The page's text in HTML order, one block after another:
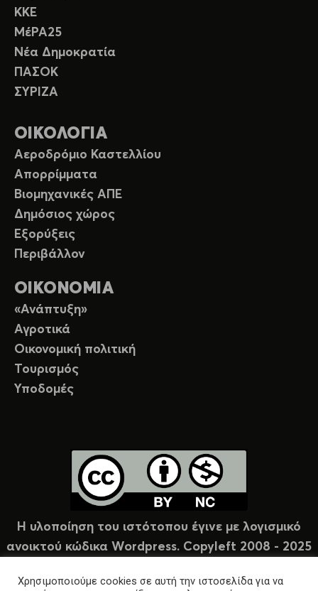
ΚΚΕ
ΜέΡΑ25
Νέα Δημοκρατία
ΠΑΣΟΚ
ΣΥΡΙΖΑ
ΟΙΚΟΛΟΓΙΑ
Αεροδρόμιο Καστελλίου
Απορρίμματα
Βιομηχανικές ΑΠΕ
Δημόσιος χώρος
Εξορύξεις
Περιβάλλον
ΟΙΚΟΝΟΜΙΑ
«Ανάπτυξη»
Αγροτικά
Οικονομική πολιτική
Τουρισμός
Υποδομές
Η υλοποίηση του ιστότοπου έγινε με λογισμικό
ανοικτού κώδικα Wordpress. Copyleft 2008 - 2025
Χρησιμοποιούμε cookies σε αυτή την ιστοσελίδα για να